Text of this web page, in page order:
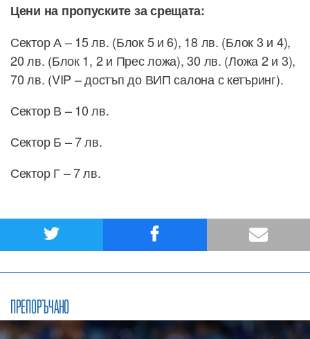
Цени на пропуските за срещата:
Сектор А – 15 лв. (Блок 5 и 6), 18 лв. (Блок 3 и 4),
20 лв. (Блок 1, 2 и Прес ложа), 30 лв. (Ложа 2 и 3),
70 лв. (VIP – достъп до ВИП салона с кетъринг).
Сектор В – 10 лв.
Сектор Б – 7 лв.
Сектор Г – 7 лв.
ПРЕПОРЪЧАНО